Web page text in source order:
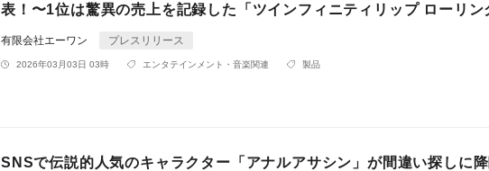
表！〜1位は驚異の売上を記録した「ツインフィニティリップ ローリン
有限会社エーワン プレスリリース
2026年03月03日 03時 エンタテインメント・音楽関連 製品
SNSで伝説的人気のキャラクター「アナルアサシン」が間違い探しに